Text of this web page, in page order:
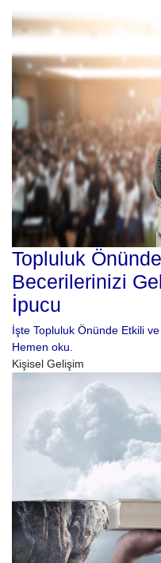
Topluluk
Becerilerinizi
İpucu
İşte Topluluk Önünde Etkili
Hemen oku.
Kişisel Gelişim